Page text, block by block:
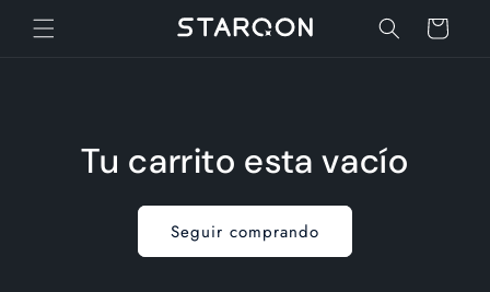
directamente
al contenido
Carrito
Tu carrito esta vacío
Seguir comprando